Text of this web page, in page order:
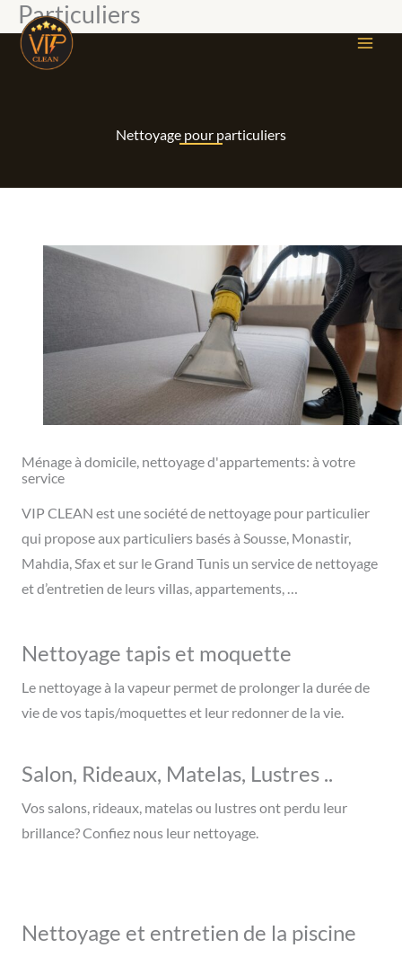
Aller
au
contenu
Particuliers
Nettoyage pour particuliers
Ménage à domicile, nettoyage d'appartements: à votre
service​
VIP CLEAN est une société de nettoyage pour particulier
qui propose aux particuliers basés à Sousse, Monastir,
Mahdia, Sfax et sur le Grand Tunis un service de nettoyage
et d’entretien de leurs villas, appartements, …
Nettoyage tapis et moquette
Le nettoyage à la vapeur permet de prolonger la durée de
vie de vos tapis/moquettes et leur redonner de la vie.
Salon, Rideaux, Matelas, Lustres ..
Vos salons, rideaux, matelas ou lustres ont perdu leur
brillance? Confiez nous leur nettoyage.
Nettoyage et entretien de la piscine